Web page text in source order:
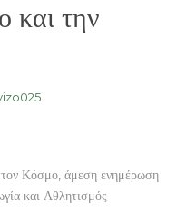
και την
Κόσμο, άμεση ενημέρωση
και Αθλητισμός